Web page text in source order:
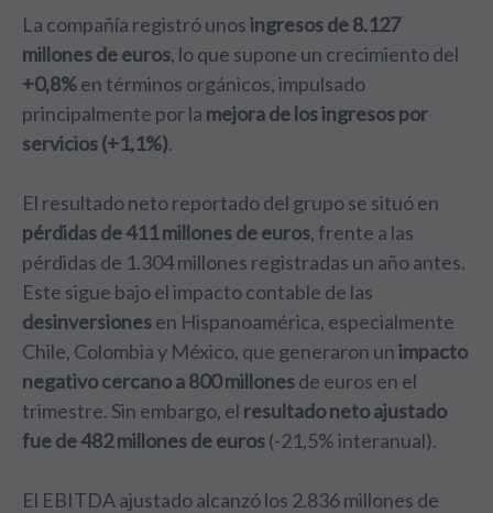
La compañía registró unosingresos de 8.127
millones de euros, lo que supone un crecimiento del
+0,8%en términos orgánicos, impulsado
principalmente por la mejora de los ingresos por
servicios (+1,1%).
El resultado neto reportado del grupo se situó en
pérdidas de 411 millones de euros, frente a las
pérdidas de 1.304 millones registradas un año antes.
Este sigue bajo el impacto contable de las
desinversionesen Hispanoamérica, especialmente
Chile, Colombia y México, que generaron unimpacto
negativo cercano a 800 millonesde euros en el
trimestre. Sin embargo, el resultado neto ajustado
fue de 482 millones de euros(-21,5% interanual).
El EBITDA ajustado alcanzó los 2.836 millones de